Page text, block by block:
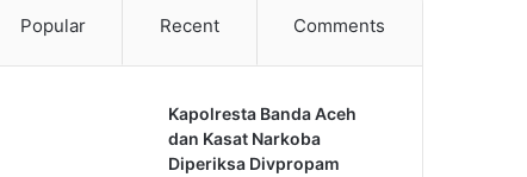
Popular Recent Comments
Kapolresta Banda Aceh
dan Kasat Narkoba
Diperiksa Divpropam